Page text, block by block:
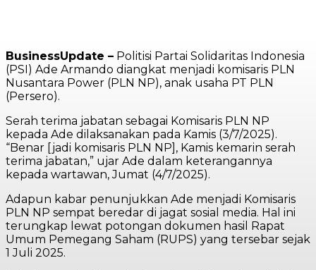
BusinessUpdate – Politisi Partai Solidaritas Indonesia
(PSI) Ade Armando diangkat menjadi komisaris PLN
Nusantara Power (PLN NP), anak usaha PT PLN
(Persero).
Serah terima jabatan sebagai Komisaris PLN NP
kepada Ade dilaksanakan pada Kamis (3/7/2025).
“Benar [jadi komisaris PLN NP], Kamis kemarin serah
terima jabatan,” ujar Ade dalam keterangannya
kepada wartawan, Jumat (4/7/2025).
Adapun kabar penunjukkan Ade menjadi Komisaris
PLN NP sempat beredar di jagat sosial media. Hal ini
terungkap lewat potongan dokumen hasil Rapat
Umum Pemegang Saham (RUPS) yang tersebar sejak
1 Juli 2025.